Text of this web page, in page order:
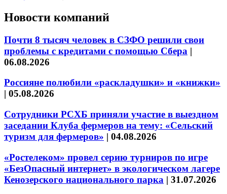
Новости компаний
Почти 8 тысяч человек в СЗФО решили свои
проблемы с кредитами с помощью Сбера |
06.08.2026
Россияне полюбили «раскладушки» и «книжки»
| 05.08.2026
Сотрудники РСХБ приняли участие в выездном
заседании Клуба фермеров на тему: «Сельский
туризм для фермеров» | 04.08.2026
«Ростелеком» провел серию турниров по игре
«БезОпасный интернет» в экологическом лагере
Кенозерского национального парка | 31.07.2026